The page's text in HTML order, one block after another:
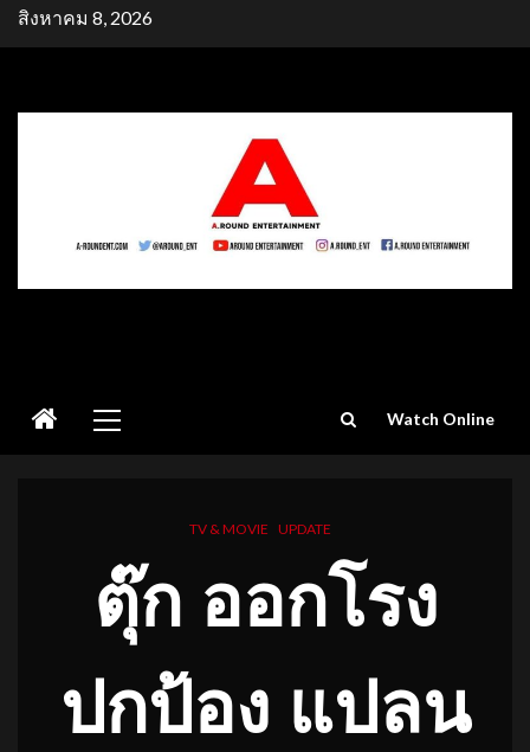
Skipสิงหาคม 8, 2026
Menu
Watch Online
TV & MOVIE UPDATE
ตุ๊ก ออกโรง
ปกป้อง แปลน